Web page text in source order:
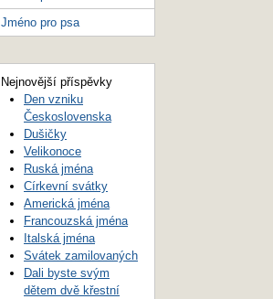
Jméno pro psa
Nejnovější příspěvky
Den vzniku
Československa
Dušičky
Velikonoce
Ruská jména
Církevní svátky
Americká jména
Francouzská jména
Italská jména
Svátek zamilovaných
Dali byste svým
dětem dvě křestní